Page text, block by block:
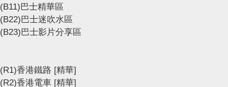
(B11)巴士精華區
(B22)巴士迷吹水區
(B23)巴士影片分享區
(R1)香港鐵路 [精華]
(R2)香港電車 [精華]